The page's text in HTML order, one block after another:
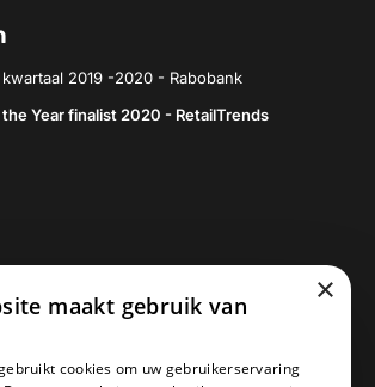
2019 -2020 - Rabobank
the Year finalist 2020 - RetailTrends
5076SV Haaren
×
maakt gebruik van
cookies om uw gebruikerservaring